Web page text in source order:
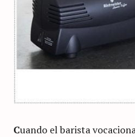
Cuando el barista